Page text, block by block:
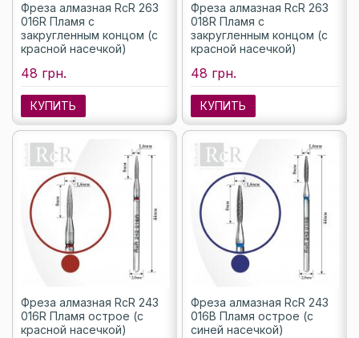
Фреза алмазная RcR 263
016R Пламя с
закругленным концом (с
красной насечкой)
48 грн.
КУПИТЬ
Фреза алмазная RcR 263
018R Пламя с
закругленным концом (с
красной насечкой)
48 грн.
КУПИТЬ
Фреза алмазная RcR 243
016R Пламя острое (с
красной насечкой)
Фреза алмазная RcR 243
016B Пламя острое (с
синей насечкой)